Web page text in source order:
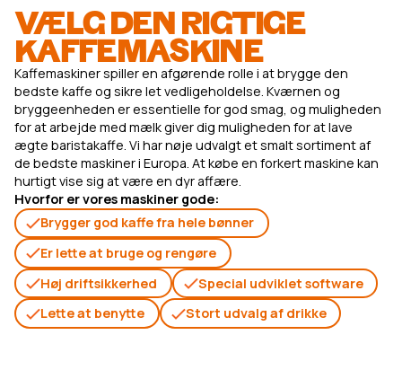
VÆLG DEN RIGTIGE
KAFFEMASKINE
Kaffemaskiner spiller en afgørende rolle i at brygge den
bedste kaffe og sikre let vedligeholdelse. Kværnen og
bryggeenheden er essentielle for god smag, og muligheden
for at arbejde med mælk giver dig muligheden for at lave
ægte baristakaffe. Vi har nøje udvalgt et smalt sortiment af
de bedste maskiner i Europa. At købe en forkert maskine kan
hurtigt vise sig at være en dyr affære.
Hvorfor er vores maskiner gode:
Brygger god kaffe fra hele bønner
Er lette at bruge og rengøre
Høj driftsikkerhed
Special udviklet software
Lette at benytte
Stort udvalg af drikke